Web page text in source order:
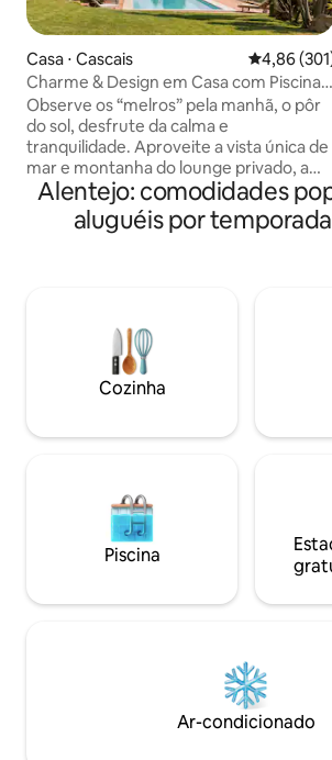
Casa ⋅ Cascais 4,86 de
4,86
Charme & Design em Casa com Piscina e
Vista Magnífica de Mar e Montanha
Observe os “melros” pela manhã, o pôr
do sol, desfrute da calma e
tranquilidade. Aproveite a vista única de
mar e montanha do lounge privado, a
piscina infinita, a “Serra de Sintra”-a
montanha mágica, os seus bosques
encantados, conventos e palácios.
mediante pagamento suplementar. Para
mais informações contatar diretamente
com o anfitrião. Uma Villa de montanha
construída à mais de 100 anos ,
com uma envolvente única e uma vista
recentemente e ampliada com uma
construção moderna e de design
desfrutando da vista e da envolvente .
ao Guincho ao Cabo Espichel. A dois
e junto de bons restaurantes , de cafés
com bom ambiente , a pequena aldeia
tem supermercado e farmácia para sua
Alentejo: comodidades
aluguéis por
Cozinha
Piscina
Ar-condicionado